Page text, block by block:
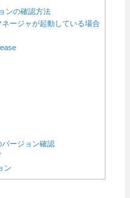
ンの確認方法
ージャが起動している場合
ージョン確認
ン